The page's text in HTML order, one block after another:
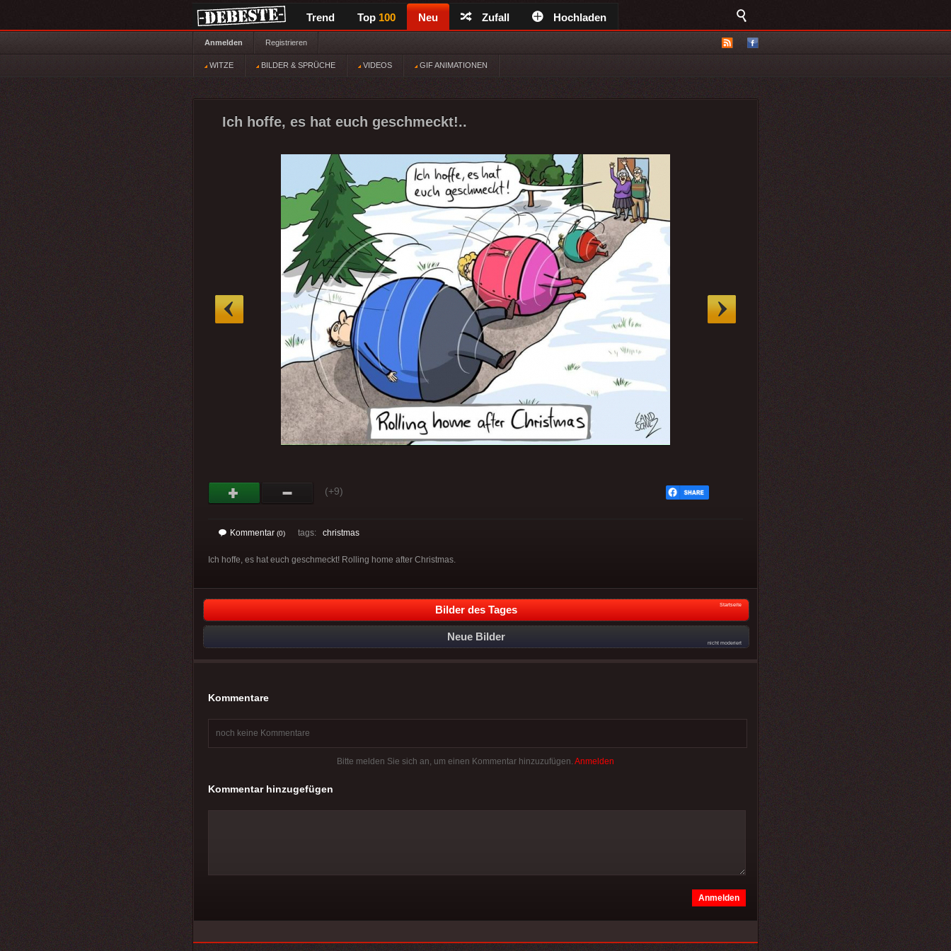
Trend Top 100 Neu Zufall Hochladen
Anmelden Registrieren
WITZE BILDER & SPRÜCHE VIDEOS GIF ANIMATIONEN
Ich hoffe, es hat euch geschmeckt!..
(+9)
Kommentar (0) tags: christmas
Ich hoffe, es hat euch geschmeckt! Rolling home after Christmas.
Bilder des Tages Startseite
Neue Bilder
nicht moderiert
Kommentare
noch keine Kommentare
Bitte melden Sie sich an, um einen Kommentar hinzuzufügen. Anmelden
Kommentar hinzugefügen